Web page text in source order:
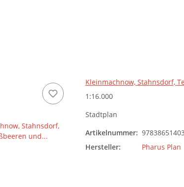
Kleinmachnow, Stahnsdorf,
1:16.000
Stadtplan
Artikelnummer:
Hersteller:
Pharus Plan